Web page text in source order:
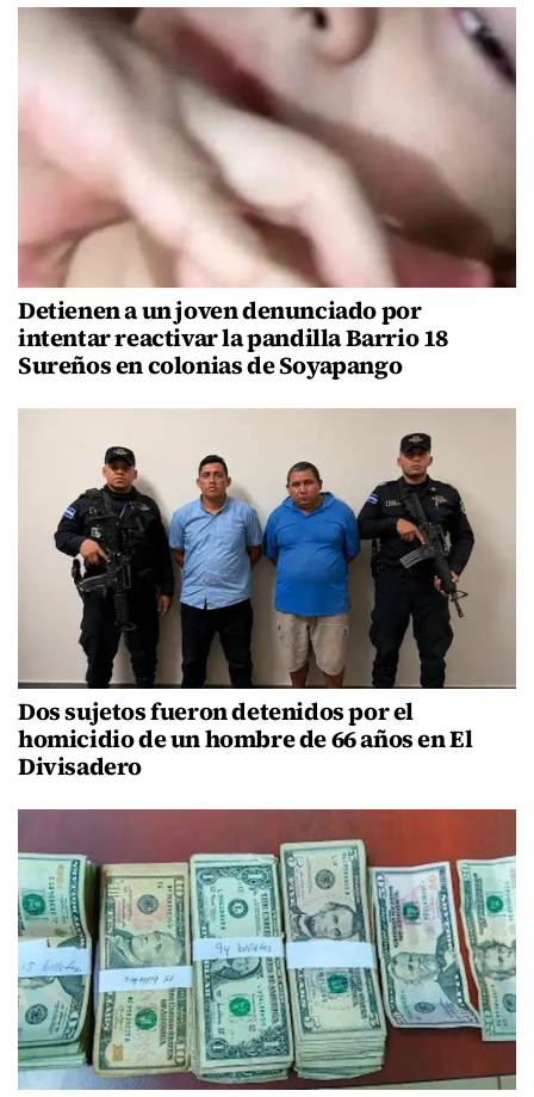
Detienen a un joven denunciado por
intentar reactivar la pandilla Barrio 18
Sureños en colonias de Soyapango
Dos sujetos fueron detenidos por el
homicidio de un hombre de 66 años en El
Divisadero